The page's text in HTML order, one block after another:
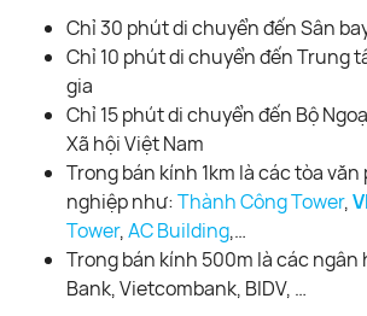
Chỉ 30 phút di chuyển đến Sân
Chỉ 10 phút di chuyển đến Trung
gia
Chỉ 15 phút di chuyển đến Bộ
Xã hội Việt Nam
Trong bán kính 1km là các tòa
nghiệp như:Thành Công Tower,
Tower,AC Building,…
Trong bán kính 500m là các ngân
Bank, Vietcombank, BIDV, …